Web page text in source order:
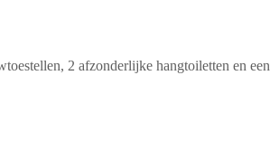
2 afzonderlijke hangtoiletten en een